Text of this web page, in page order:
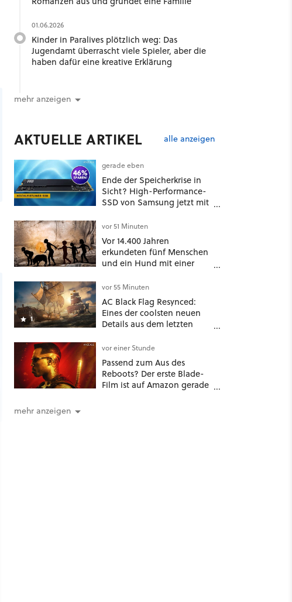
01.06.2026
Kinder in Paralives plötzlich weg: Das
Jugendamt überrascht viele Spieler, aber die
haben dafür eine kreative Erklärung
mehr anzeigen
AKTUELLE ARTIKEL alle anzeigen
gerade eben
Ende der Speicherkrise in
Sicht? High-Performance-
SSD von Samsung jetzt mit
Talfahrt!
vor 51 Minuten
Vor 14.400 Jahren
erkundeten fünf Menschen
und ein Hund mit einer
Methode eine tiefe Höhle
und hinterließen Spuren
für die Ewigkeit
1
vor 55 Minuten
AC Black Flag Resynced:
Eines der coolsten neuen
Details aus dem letzten
den Patch Notes
vor einer Stunde
Passend zum Aus des
Reboots? Der erste Blade-
Film ist auf Amazon gerade
mehr anzeigen